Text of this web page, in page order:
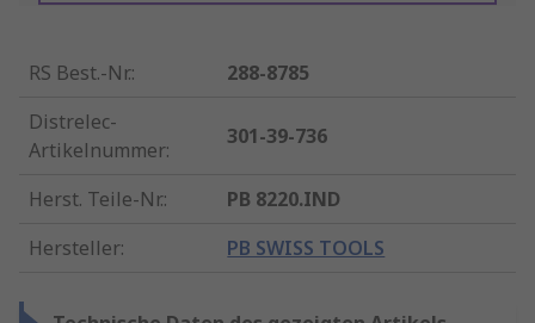
RS Best.-Nr.:
288-8785
Distrelec-
Artikelnummer:
301-39-736
Herst. Teile-Nr.:
PB 8220.IND
Hersteller: PB SWISS TOOLS